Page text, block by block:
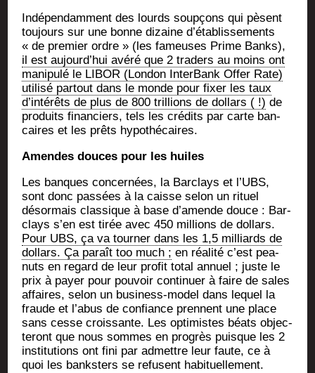
Indé­pen­dam­ment des lourds soup­çons qui pèsent
tou­jours sur une bonne dizaine d’établissements
« de pre­mier ordre » (les fameuses Prime Banks),
il est aujourd’hui avé­ré que 2 tra­ders au moins ont
mani­pu­lé le LIBOR (Lon­don Inter­Bank Offer Rate)
uti­li­sé par­tout dans le monde pour fixer les taux
d’intérêts de plus de 800 tril­lions de dol­lars ( !) de
pro­duits finan­ciers, tels les cré­dits par carte ban­
caires et les prêts hypothécaires.
Amendes douces pour les huiles
Les banques concer­nées, la Bar­clays et l’UBS,
sont donc pas­sées à la caisse selon un rituel
désor­mais clas­sique à base d’amende douce : Bar­
clays s’en est tirée avec 450 mil­lions de dol­lars.
Pour UBS, ça va tour­ner dans les 1,5 mil­liards de
dol­lars. Ça paraît too much ; en réa­li­té c’est pea­
nuts en regard de leur pro­fit total annuel ; juste le
prix à payer pour pou­voir conti­nuer à faire de sales
affaires, selon un busi­ness-model dans lequel la
fraude et l’abus de confiance prennent une place
sans cesse crois­sante. Les opti­mistes béats objec­
te­ront que nous sommes en pro­grès puisque les 2
ins­ti­tu­tions ont fini par admettre leur faute, ce à
quoi les banks­ters se refusent habituellement.